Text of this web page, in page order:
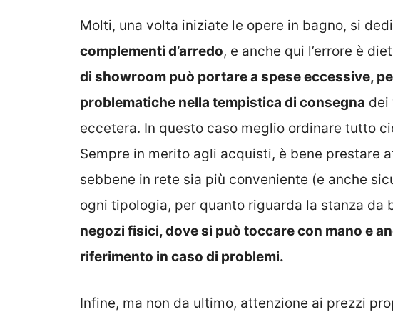
Molti, una volta iniziate le opere in bagno, si
complementi d’arredo, e anche qui l’errore è
di showroom può portare a spese eccessive,
problematiche nella tempistica di consegna dei
eccetera. In questo caso meglio ordinare tutto
Sempre in merito agli acquisti, è bene prestare
sebbene in rete sia più conveniente (e anche
ogni tipologia, per quanto riguarda la stanza da
negozi fisici, dove si può toccare con mano e
riferimento in caso di problemi.
Infine, ma non da ultimo, attenzione ai prezzi